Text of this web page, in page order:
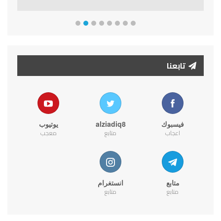
تابعنا
فيسبوك
اعجاب
alziadiq8
متابع
يوتيوب
معجب
متابع
متابع
انستغرام
متابع